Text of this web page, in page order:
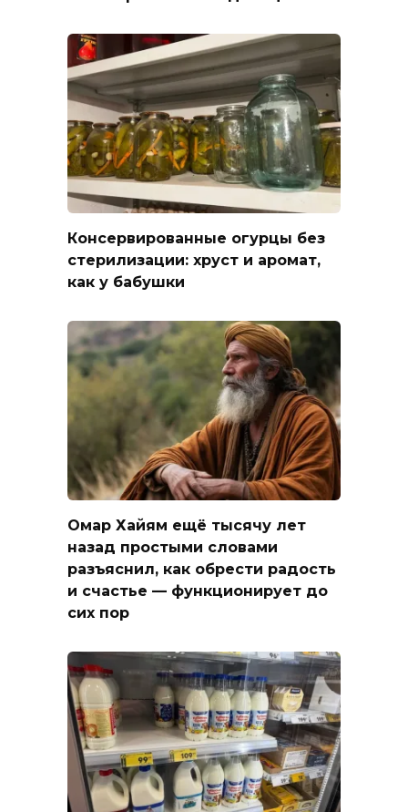
Консервированные огурцы без
стерилизации: хруст и аромат,
как у бабушки
Омар Хайям ещё тысячу лет
назад простыми словами
разъяснил, как обрести радость
и счастье — функционирует до
сих пор